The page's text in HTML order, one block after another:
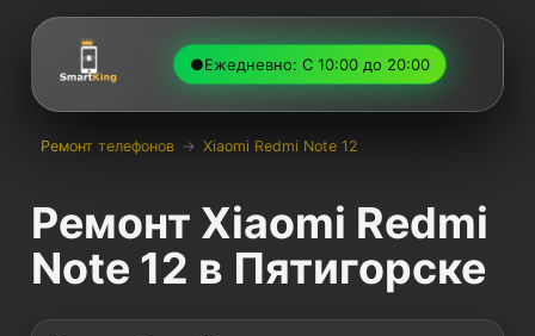
●Ежедневно: С 10:00 до 20:00
Ремонт телефонов → Xiaomi Redmi Note 12
Ремонт Xiaomi Redmi
Note 12 в Пятигорске